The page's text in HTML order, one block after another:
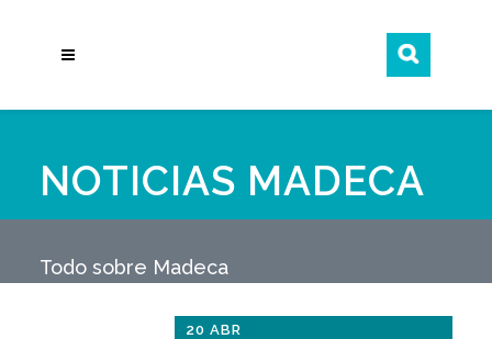
NOTICIAS MADECA
Todo sobre Madeca
20 ABR